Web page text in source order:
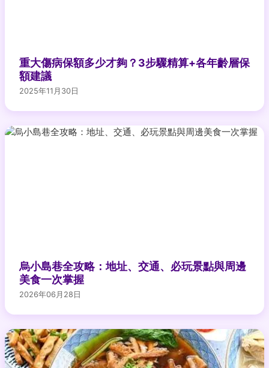
重大傷病保額多少才夠？3步驟精算+各年齡層保
額建議
2025年11月30日
烏小島巷全攻略：地址、交通、必玩景點與周邊
美食一次掌握
2026年06月28日